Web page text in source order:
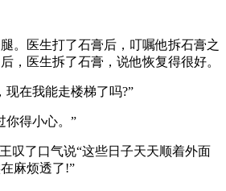
。医生打了石膏后，叮嘱他拆石膏之
，医生拆了石膏，说他恢复得很好。
现在我能走楼梯了吗?”
你得小心。”
叹了口气说“这些日子天天顺着外面
麻烦透了!”